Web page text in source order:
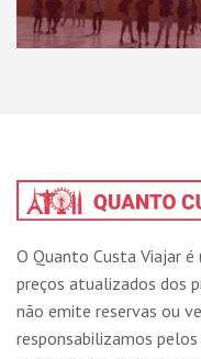
O Quanto Custa Viajar
preços atualizados dos
não emite reservas ou
responsabilizamos